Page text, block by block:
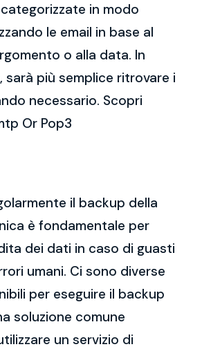
in modo
le email in base al
o alla data. In
sarà più semplice ritrovare i
necessario. Scopri
Or Pop3
il backup della
è fondamentale per
dei dati in caso di guasti
umani. Ci sono diverse
per eseguire il backup
soluzione comune
un servizio di